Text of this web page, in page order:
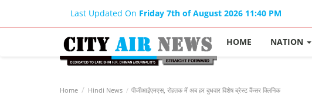
Last Updated On Friday 7th of August 2026 11:40 PM
HOME NATION
Home Hindi News पीजीआईएमएस, रोहतक में अब हर बुधवार विशेष ब्रेस्ट कैंसर क्लिनिक